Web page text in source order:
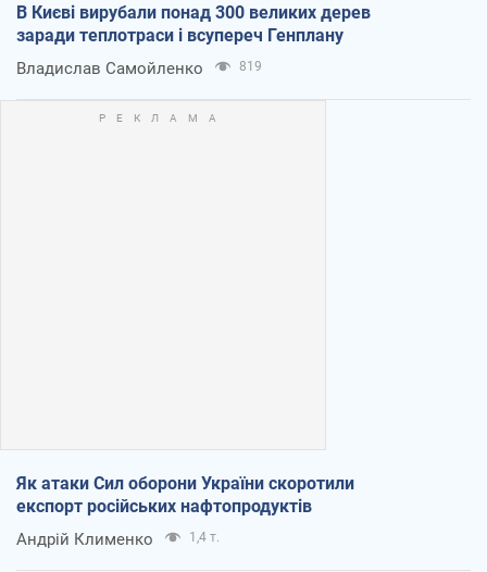
В Києві вирубали понад 300 великих дерев
заради теплотраси і всупереч Генплану
Владислав Самойленко 819
Як атаки Сил оборони України скоротили
експорт російських нафтопродуктів
Андрій Клименко 1,4 т.